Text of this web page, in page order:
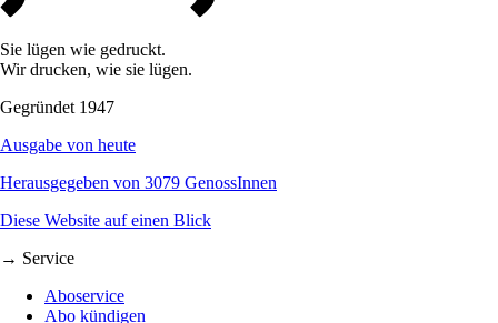
Sie lügen wie gedruckt.
Wir drucken, wie sie lügen.
Gegründet 1947
Ausgabe von heute
Herausgegeben von 3079 GenossInnen
Diese Website auf einen Blick
→ Service
Aboservice
Abo kündigen